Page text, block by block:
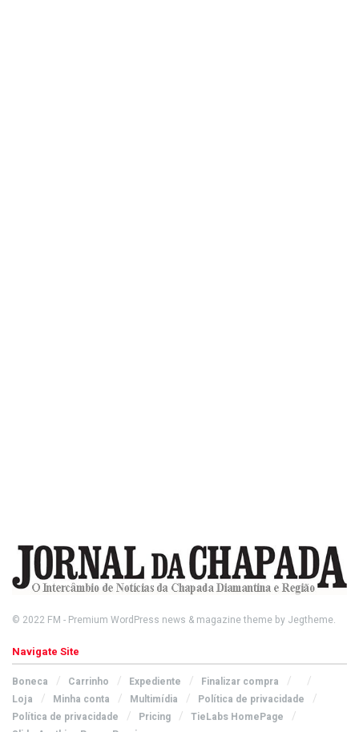
© 2022 FM - Premium WordPress news & magazine theme by Jegtheme.
Navigate Site
Boneca Carrinho Expediente
Finalizar compra
Loja
Minha conta Multimídia
Política de privacidade
Política de privacidade
Pricing
TieLabs HomePage